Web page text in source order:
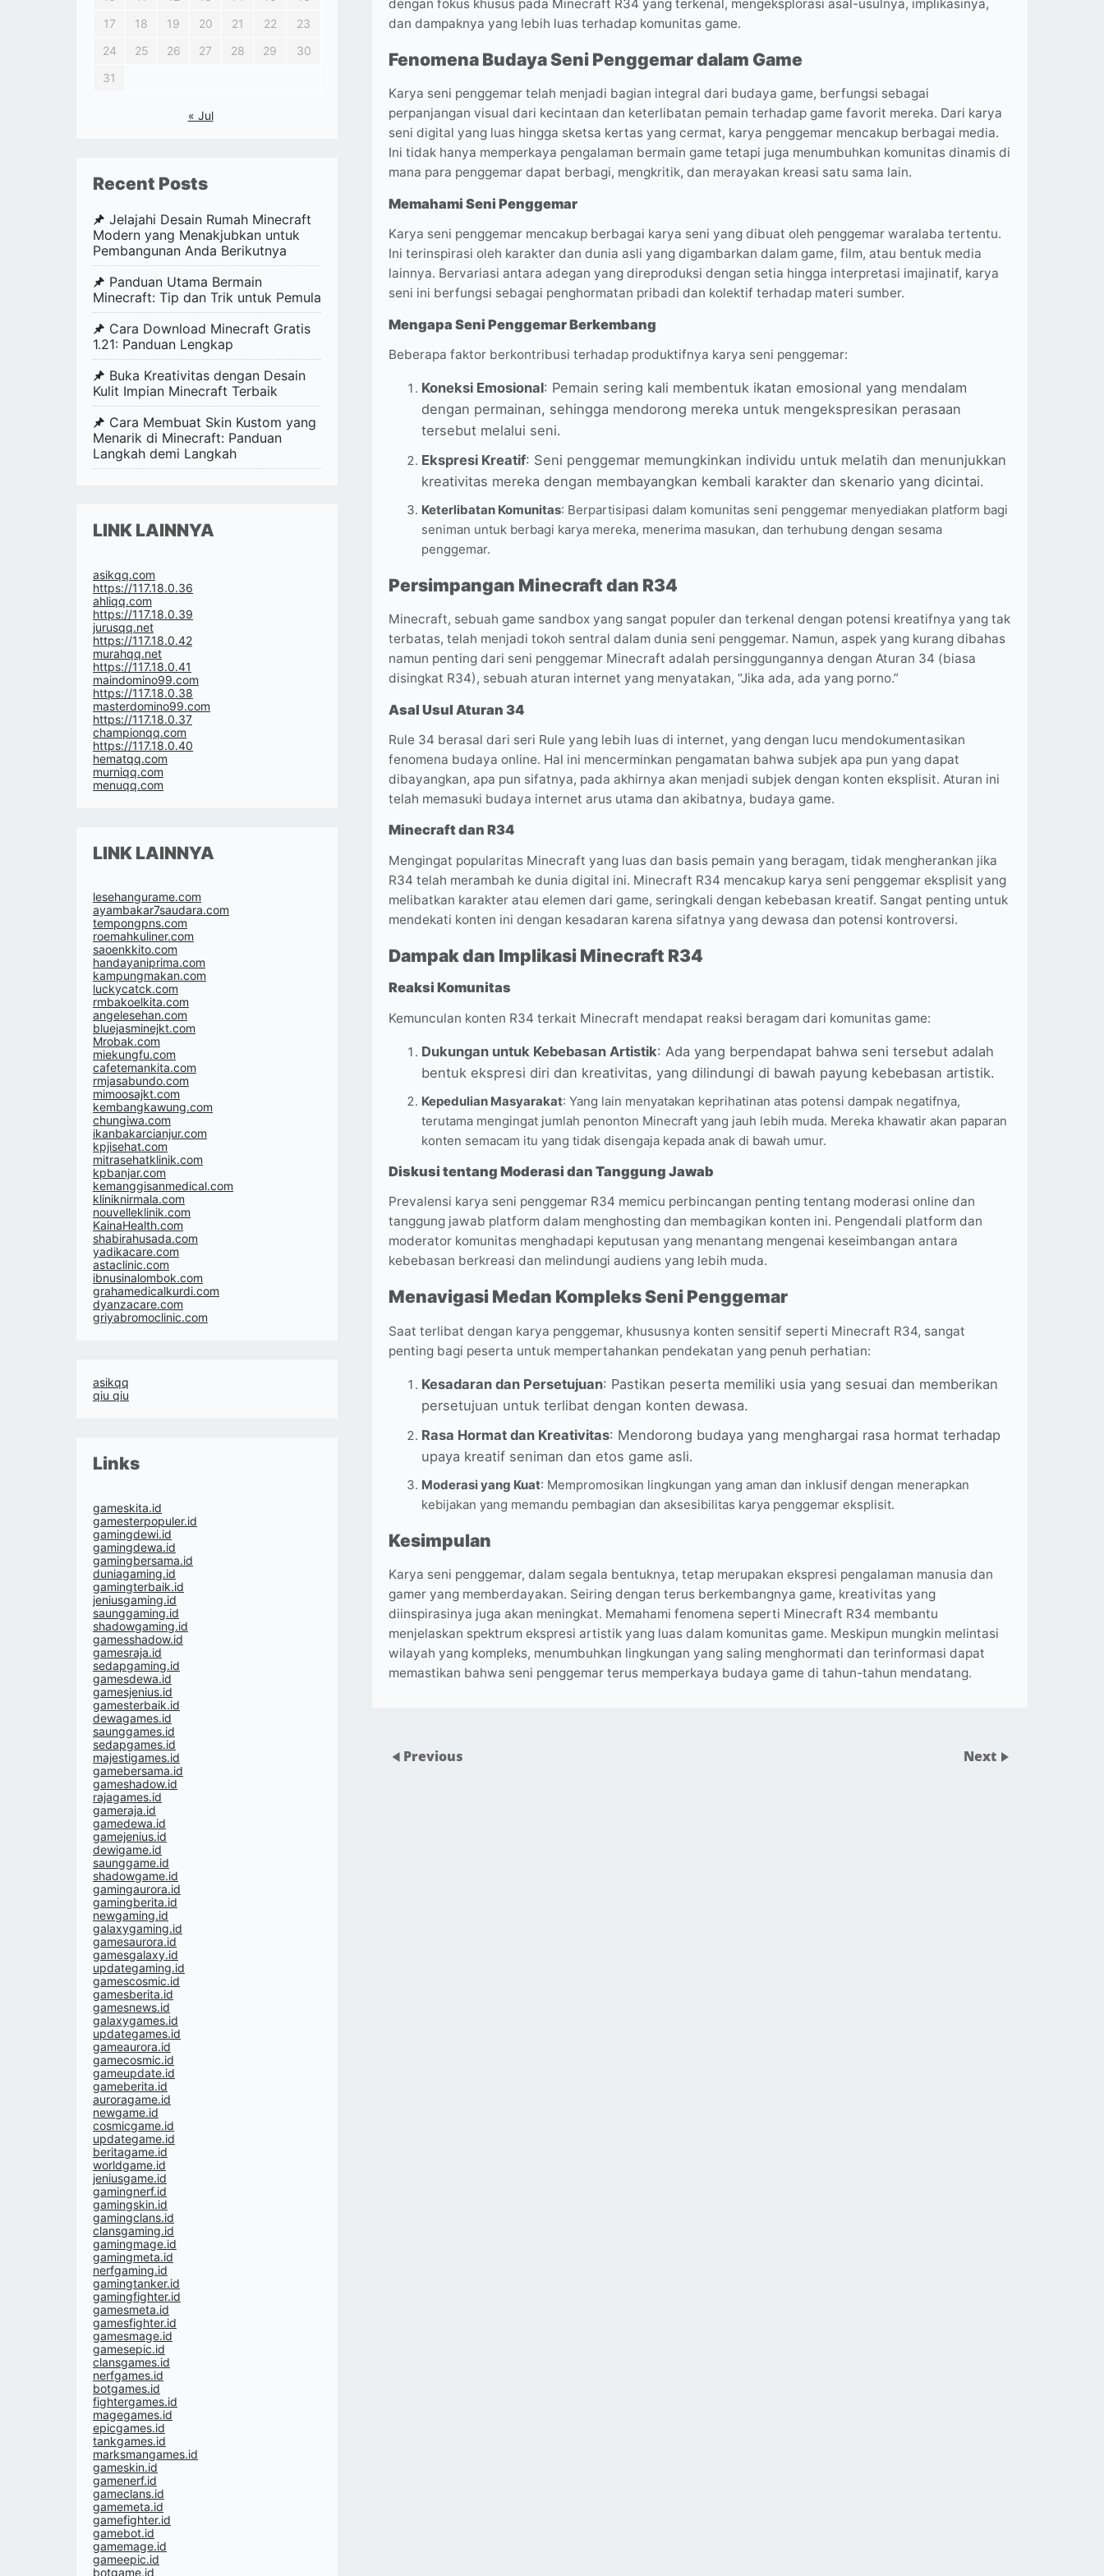
dengan fokus khusus pada Minecraft R34 yang terkenal, mengeksplorasi asal-usulnya, implikasinya,
dan dampaknya yang lebih luas terhadap komunitas game.
Fenomena Budaya Seni Penggemar dalam Game
Karya seni penggemar telah menjadi bagian integral dari budaya game, berfungsi sebagai
perpanjangan visual dari kecintaan dan keterlibatan pemain terhadap game favorit mereka. Dari karya
seni digital yang luas hingga sketsa kertas yang cermat, karya penggemar mencakup berbagai media.
Ini tidak hanya memperkaya pengalaman bermain game tetapi juga menumbuhkan komunitas dinamis di
mana para penggemar dapat berbagi, mengkritik, dan merayakan kreasi satu sama lain.
Memahami Seni Penggemar
Karya seni penggemar mencakup berbagai karya seni yang dibuat oleh penggemar waralaba tertentu.
Ini terinspirasi oleh karakter dan dunia asli yang digambarkan dalam game, film, atau bentuk media
lainnya. Bervariasi antara adegan yang direproduksi dengan setia hingga interpretasi imajinatif, karya
seni ini berfungsi sebagai penghormatan pribadi dan kolektif terhadap materi sumber.
Mengapa Seni Penggemar Berkembang
Beberapa faktor berkontribusi terhadap produktifnya karya seni penggemar:
Koneksi Emosional: Pemain sering kali membentuk ikatan emosional yang mendalam
dengan permainan, sehingga mendorong mereka untuk mengekspresikan perasaan
tersebut melalui seni.
Ekspresi Kreatif: Seni penggemar memungkinkan individu untuk melatih dan menunjukkan
kreativitas mereka dengan membayangkan kembali karakter dan skenario yang dicintai.
Keterlibatan Komunitas: Berpartisipasi dalam komunitas seni penggemar menyediakan platform bagi
seniman untuk berbagi karya mereka, menerima masukan, dan terhubung dengan sesama
penggemar.
Persimpangan Minecraft dan R34
Minecraft, sebuah game sandbox yang sangat populer dan terkenal dengan potensi kreatifnya yang tak
terbatas, telah menjadi tokoh sentral dalam dunia seni penggemar. Namun, aspek yang kurang dibahas
namun penting dari seni penggemar Minecraft adalah persinggungannya dengan Aturan 34 (biasa
disingkat R34), sebuah aturan internet yang menyatakan, “Jika ada, ada yang porno.”
Asal Usul Aturan 34
Rule 34 berasal dari seri Rule yang lebih luas di internet, yang dengan lucu mendokumentasikan
fenomena budaya online. Hal ini mencerminkan pengamatan bahwa subjek apa pun yang dapat
dibayangkan, apa pun sifatnya, pada akhirnya akan menjadi subjek dengan konten eksplisit. Aturan ini
telah memasuki budaya internet arus utama dan akibatnya, budaya game.
Minecraft dan R34
Mengingat popularitas Minecraft yang luas dan basis pemain yang beragam, tidak mengherankan jika
R34 telah merambah ke dunia digital ini. Minecraft R34 mencakup karya seni penggemar eksplisit yang
melibatkan karakter atau elemen dari game, seringkali dengan kebebasan kreatif. Sangat penting untuk
mendekati konten ini dengan kesadaran karena sifatnya yang dewasa dan potensi kontroversi.
Dampak dan Implikasi Minecraft R34
Reaksi Komunitas
Kemunculan konten R34 terkait Minecraft mendapat reaksi beragam dari komunitas game:
Dukungan untuk Kebebasan Artistik: Ada yang berpendapat bahwa seni tersebut adalah
bentuk ekspresi diri dan kreativitas, yang dilindungi di bawah payung kebebasan artistik.
Kepedulian Masyarakat: Yang lain menyatakan keprihatinan atas potensi dampak negatifnya,
terutama mengingat jumlah penonton Minecraft yang jauh lebih muda. Mereka khawatir akan paparan
konten semacam itu yang tidak disengaja kepada anak di bawah umur.
Diskusi tentang Moderasi dan Tanggung Jawab
Prevalensi karya seni penggemar R34 memicu perbincangan penting tentang moderasi online dan
tanggung jawab platform dalam menghosting dan membagikan konten ini. Pengendali platform dan
moderator komunitas menghadapi keputusan yang menantang mengenai keseimbangan antara
kebebasan berkreasi dan melindungi audiens yang lebih muda.
Menavigasi Medan Kompleks Seni Penggemar
Saat terlibat dengan karya penggemar, khususnya konten sensitif seperti Minecraft R34, sangat
penting bagi peserta untuk mempertahankan pendekatan yang penuh perhatian:
Kesadaran dan Persetujuan: Pastikan peserta memiliki usia yang sesuai dan memberikan
persetujuan untuk terlibat dengan konten dewasa.
Rasa Hormat dan Kreativitas: Mendorong budaya yang menghargai rasa hormat terhadap
upaya kreatif seniman dan etos game asli.
Moderasi yang Kuat: Mempromosikan lingkungan yang aman dan inklusif dengan menerapkan
kebijakan yang memandu pembagian dan aksesibilitas karya penggemar eksplisit.
Kesimpulan
Karya seni penggemar, dalam segala bentuknya, tetap merupakan ekspresi pengalaman manusia dan
gamer yang memberdayakan. Seiring dengan terus berkembangnya game, kreativitas yang
diinspirasinya juga akan meningkat. Memahami fenomena seperti Minecraft R34 membantu
menjelaskan spektrum ekspresi artistik yang luas dalam komunitas game. Meskipun mungkin melintasi
wilayah yang kompleks, menumbuhkan lingkungan yang saling menghormati dan terinformasi dapat
memastikan bahwa seni penggemar terus memperkaya budaya game di tahun-tahun mendatang.
Previous Next
17
18 19 20 21 22
23
24
25 26 27 28 29
30
31
« Jul
Recent Posts
Jelajahi Desain Rumah Minecraft
Modern yang Menakjubkan untuk
Pembangunan Anda Berikutnya
Panduan Utama Bermain
Minecraft: Tip dan Trik untuk Pemula
Cara Download Minecraft Gratis
1.21: Panduan Lengkap
Buka Kreativitas dengan Desain
Kulit Impian Minecraft Terbaik
Cara Membuat Skin Kustom yang
Menarik di Minecraft: Panduan
Langkah demi Langkah
LINK LAINNYA
asikqq.com
https://117.18.0.36
ahliqq.com
https://117.18.0.39
jurusqq.net
https://117.18.0.42
murahqq.net
https://117.18.0.41
maindomino99.com
https://117.18.0.38
masterdomino99.com
https://117.18.0.37
championqq.com
https://117.18.0.40
hematqq.com
murniqq.com
menuqq.com
LINK LAINNYA
lesehangurame.com
ayambakar7saudara.com
tempongpns.com
roemahkuliner.com
saoenkkito.com
handayaniprima.com
kampungmakan.com
luckycatck.com
rmbakoelkita.com
angelesehan.com
bluejasminejkt.com
Mrobak.com
miekungfu.com
cafetemankita.com
rmjasabundo.com
mimoosajkt.com
kembangkawung.com
chungiwa.com
ikanbakarcianjur.com
kpjisehat.com
mitrasehatklinik.com
kpbanjar.com
kemanggisanmedical.com
kliniknirmala.com
nouvelleklinik.com
KainaHealth.com
shabirahusada.com
yadikacare.com
astaclinic.com
ibnusinalombok.com
grahamedicalkurdi.com
dyanzacare.com
griyabromoclinic.com
asikqq
qiu qiu
Links
gameskita.id
gamesterpopuler.id
gamingdewi.id
gamingdewa.id
gamingbersama.id
duniagaming.id
gamingterbaik.id
jeniusgaming.id
saunggaming.id
shadowgaming.id
gamesshadow.id
gamesraja.id
sedapgaming.id
gamesdewa.id
gamesjenius.id
gamesterbaik.id
dewagames.id
saunggames.id
sedapgames.id
majestigames.id
gamebersama.id
gameshadow.id
rajagames.id
gameraja.id
gamedewa.id
gamejenius.id
dewigame.id
saunggame.id
shadowgame.id
gamingaurora.id
gamingberita.id
newgaming.id
galaxygaming.id
gamesaurora.id
gamesgalaxy.id
updategaming.id
gamescosmic.id
gamesberita.id
gamesnews.id
galaxygames.id
updategames.id
gameaurora.id
gamecosmic.id
gameupdate.id
gameberita.id
auroragame.id
newgame.id
cosmicgame.id
updategame.id
beritagame.id
worldgame.id
jeniusgame.id
gamingnerf.id
gamingskin.id
gamingclans.id
clansgaming.id
gamingmage.id
gamingmeta.id
nerfgaming.id
gamingtanker.id
gamingfighter.id
gamesmeta.id
gamesfighter.id
gamesmage.id
gamesepic.id
clansgames.id
nerfgames.id
botgames.id
fightergames.id
magegames.id
epicgames.id
tankgames.id
marksmangames.id
gameskin.id
gamenerf.id
gameclans.id
gamemeta.id
gamefighter.id
gamebot.id
gamemage.id
gameepic.id
botgame.id